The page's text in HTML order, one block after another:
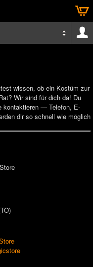
wissen, ob ein Kostüm zur
Wir sind für dich da! Du
kontaktieren — Telefon, E-
dir so schnell wie möglich